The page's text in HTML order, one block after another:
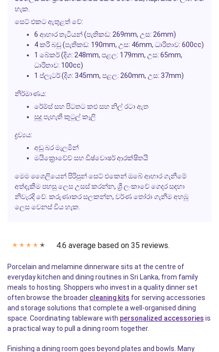
හැක.
සෙට් එකට ඇතුළත් වේ:
6 ආහාර තැටියන් (පැතිකඩ: 269mm, උස: 26mm)
4 කරි බඩු (පැතිකඩ: 190mm, උස: 46mm, ධාරිතාව: 600cc)
1 බේකර් (දිග: 248mm, පළල: 179mm, උස: 65mm,
ධාරිතාව: 100cc)
1 ප්ලැටර් (දිග: 345mm, පළල: 260mm, උස: 37mm)
නිර්මාණය:
රේම්ස් සහ පිටතට කළු සහ නිල් රටා ඇත
සුදු පැහැති කුටුල් කෑලි
ද්‍රව්‍යය:
අඩු බර මැලමින්
මයික්‍රොවේව් සහ ඩිෂ්වොෂර් ආරක්ෂිතයි
මෙම ශෛලියෙන් පිරිපුන් සෙට් එකෙන් ඔබේ ආහාර ගැනීමේ
අත්දැකීම පහසු ලෙස උසස් කරන්න, ශ්‍රී ලංකාවේ ගෙදර සඳහා
නිවැරදි වේ. කරුණාකර සලකන්න, වර්ණ තෝරා ගැනීම අහඹු
ලෙස වෙනස් විය හැක.
✭ ✭ ✭ ✭ ✭ 4.6 average based on 35 reviews.
Porcelain and melamine dinnerware sits at the centre of
everyday kitchen and dining routines in Sri Lanka, from family
meals to hosting. Shoppers who invest in a quality dinner set
often browse the broader cleaning kits for serving accessories
and storage solutions that complete a well-organised dining
space. Coordinating tableware with personalized accessories is
a practical way to pull a dining room together.
Finishing a dining room goes beyond plates and bowls. Many